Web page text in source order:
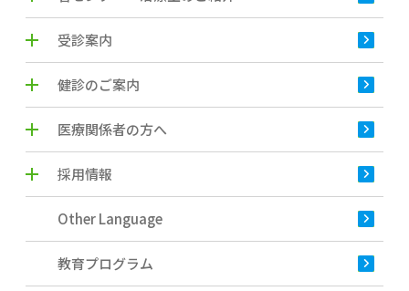
受診案内
健診のご案内
医療関係者の方へ
採用情報
Other Language
教育プログラム